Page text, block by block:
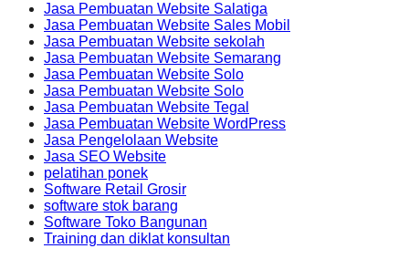
Jasa Pembuatan Website Salatiga
Jasa Pembuatan Website Sales Mobil
Jasa Pembuatan Website sekolah
Jasa Pembuatan Website Semarang
Jasa Pembuatan Website Solo
Jasa Pembuatan Website Solo
Jasa Pembuatan Website Tegal
Jasa Pembuatan Website WordPress
Jasa Pengelolaan Website
Jasa SEO Website
pelatihan ponek
Software Retail Grosir
software stok barang
Software Toko Bangunan
Training dan diklat konsultan